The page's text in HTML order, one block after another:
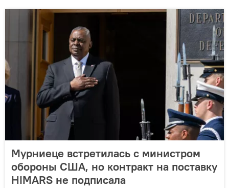
Мурниеце встретилась с министром
обороны США, но контракт на поставку
HIMARS не подписала